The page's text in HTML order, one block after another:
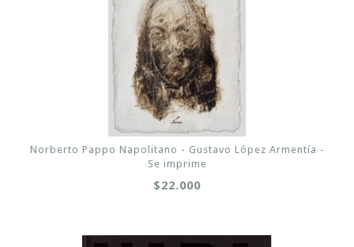
Norberto Pappo Napolitano - Gustavo López Armentía -
Se imprime
$22.000